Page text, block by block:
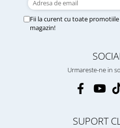
Fii la curent cu toate
magazin!
Urmareste-ne in
SUPORT